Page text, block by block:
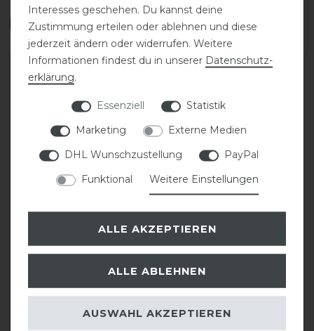
Das perfekte Zubehör für dich
-20%
Eskadron Classic Sports
26 Softshell Jewel
43,96 € *
-20%
Eskadron Classic Sports
26 Softshell Jewel
43,96 € *
1 Paar
Interesses geschehen. Du kannst deine
Zustimmung erteilen oder ablehnen und diese
jederzeit ändern oder widerrufen. Weitere
Informationen findest du in unserer Daten­schutz­
erklärung.
Essenziell
Statistik
Marketing
Externe Medien
DHL Wunschzustellung
PayPal
Funktional
Weitere Einstellungen
ALLE AKZEPTIEREN
ALLE ABLEHNEN
AUSWAHL AKZEPTIEREN